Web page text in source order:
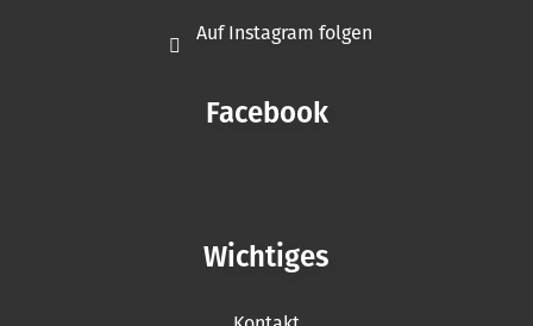
Wichtiges
Auf Instagram folgen
Facebook